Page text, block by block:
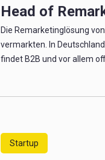
Head of
Die Remarketinglösung
vermarkten. In
findet B2B und vor allem
Startup